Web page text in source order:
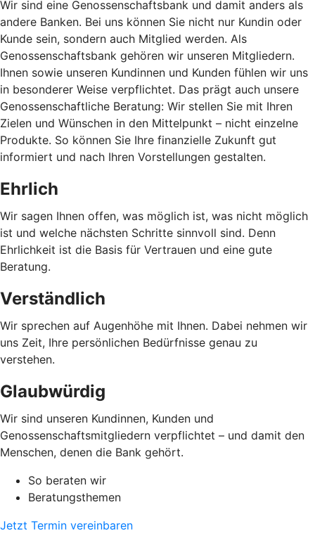
Wir sind eine Genossenschaftsbank und damit anders als
andere Banken. Bei uns können Sie nicht nur Kundin oder
Kunde sein, sondern auch Mitglied werden. Als
Genossenschaftsbank gehören wir unseren Mitgliedern.
Ihnen sowie unseren Kundinnen und Kunden fühlen wir uns
in besonderer Weise verpflichtet. Das prägt auch unsere
Genossenschaftliche Beratung: Wir stellen Sie mit Ihren
Zielen und Wünschen in den Mittelpunkt – nicht einzelne
Produkte. So können Sie Ihre finanzielle Zukunft gut
informiert und nach Ihren Vorstellungen gestalten.
Ehrlich
Wir sagen Ihnen offen, was möglich ist, was nicht möglich
ist und welche nächsten Schritte sinnvoll sind. Denn
Ehrlichkeit ist die Basis für Vertrauen und eine gute
Beratung.
Verständlich
Wir sprechen auf Augenhöhe mit Ihnen. Dabei nehmen wir
uns Zeit, Ihre persönlichen Bedürfnisse genau zu
verstehen.
Glaubwürdig
Wir sind unseren Kundinnen, Kunden und
Genossenschaftsmitgliedern verpflichtet – und damit den
Menschen, denen die Bank gehört.
So beraten wir
Beratungsthemen
Jetzt Termin vereinbaren